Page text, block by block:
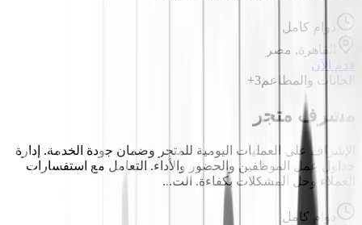
دوام كامل
القاهرة, مصر
قدم الآن
الحانات والمطاعم3+
مشرف متجر
الإشراف على العمليات اليومية للمتجر وضمان جودة الخدمة. إدارة
جداول عمل الموظفين والحضور والأداء. التعامل مع استفسارات
العملاء وحل المشكلات بكفاءة. الت...
دوام كامل